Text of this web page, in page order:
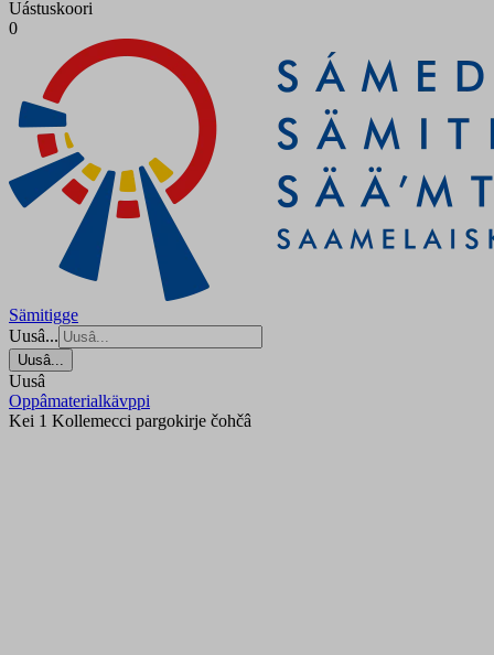
Uástuskoori
0
Sämitigge
Uusâ...
Uusâ...
Uusâ
Oppâmaterialkävppi
Kei 1 Kollemecci pargokirje čohčâ